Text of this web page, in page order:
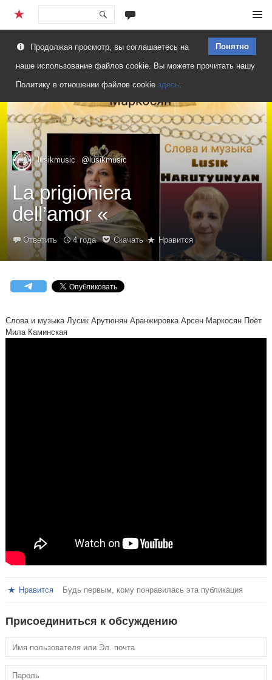
Перейти
содержимому
Понятно
Продолжая просмотр, вы соглашаетесь на
наше использование файлов cookie. Вы можете прочитать нашу
Политику в отношении файлов cookie здесь.
lusikmusic @lusikmusic
La prigioniera
dell’amor «
Ответить 4 года Скачать Нравится
Слова и музыка Лусик Арутюнян Аранжировка Арсен Маркосян Поёт
Мила Каминская
Нравится Будь первым, кому понравилась эта публикация
Присоединиться к обсуждению